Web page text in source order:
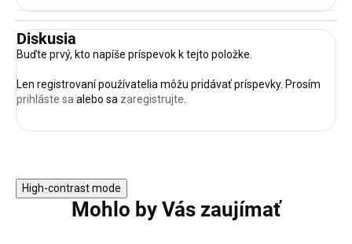
Diskusia
Buďte prvý, kto napíše príspevok k tejto položke.
Len registrovaní používatelia môžu pridávať príspevky. Prosím
prihláste sa alebo sa zaregistrujte
High-contrast mode
Mohlo by Vás zaujímať